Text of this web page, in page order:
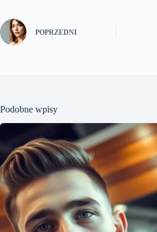
POPRZEDNI
Podobne wpisy